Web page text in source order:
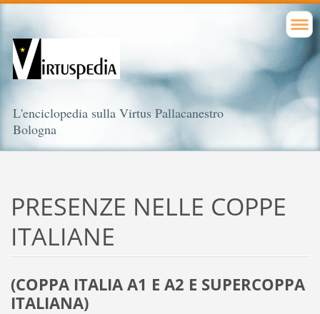
L'enciclopedia sulla Virtus Pallacanestro
Bologna
PRESENZE NELLE COPPE
ITALIANE
(COPPA ITALIA A1 E A2 E SUPERCOPPA
ITALIANA)